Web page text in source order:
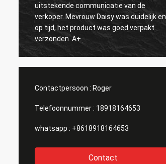
uitstekende communicatie van de
verkoper. Mevrouw Daisy was duidelijk en
op tijd, het product was goed verpakt
verzonden. A+
Contactpersoon : Roger
Telefoonnummer : 18918164653
whatsapp : +8618918164653
Contact